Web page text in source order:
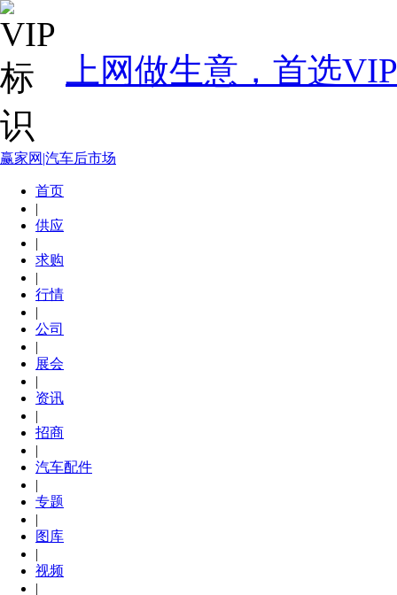
上网做生意，首选
赢家网|汽车后市场
首页
|
供应
|
求购
|
行情
|
公司
|
展会
|
资讯
|
招商
|
汽车配件
|
专题
|
图库
|
视频
|